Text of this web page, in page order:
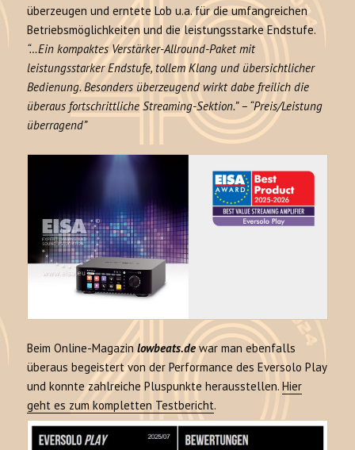
überzeugen und erntete Lob u.a. für die umfangreichen
Betriebsmöglichkeiten und die leistungsstarke Endstufe.
“…Ein kompaktes Verstärker-Allround-Paket mit
leistungsstarker Endstufe, tollem Klang und übersichtlicher
Bedienung. Besonders überzeugend wirkt dabe freilich die
überaus fortschrittliche Streaming-Sektion.” – “Preis/Leistung
überragend”
Beim Online-Magazin lowbeats.dewar man ebenfalls
überaus begeistert von der Performance des Eversolo Play
und konnte zahlreiche Pluspunkte herausstellen.Hier
geht es zum kompletten Testbericht.